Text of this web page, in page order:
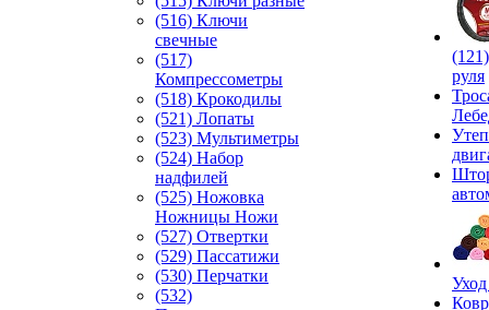
(516) Ключи
свечные
(517)
Компрессометры
(518) Крокодилы
(521) Лопаты
(523) Мультиметры
(524) Набор
надфилей
(525) Ножовка
Ножницы Ножи
(527) Отвертки
(529) Пассатижи
(530) Перчатки
(532)
руля
Уход